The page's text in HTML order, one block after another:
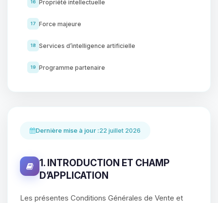
16 Propriété intellectuelle
17 Force majeure
18 Services d’intelligence artificielle
19 Programme partenaire
Dernière mise à jour :22 juillet 2026
1. INTRODUCTION ET CHAMP
D’APPLICATION
Les présentes Conditions Générales de Vente et